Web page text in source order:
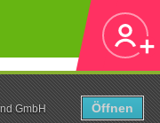
GmbH
Öffnen